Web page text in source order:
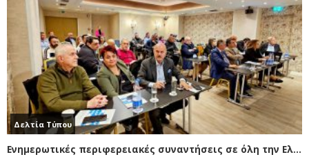
Δελτία Τύπου
Ενημερωτικές περιφερειακές συναντήσεις σε όλη την Ελλάδα. Πρώτος σταθμός η Θεσσαλονίκη